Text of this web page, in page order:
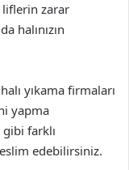
zarar
halınızın
yıkama firmaları
yapma
farklı
edebilirsiniz.